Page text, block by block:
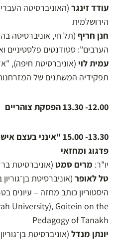
עודד זינגר (האוניברסיטה
הירושלמית
חנן חריף (תל חי, אוניברסיטה
הערבים": סטודנטים פלסטיניים
עמית לוי (אוניברסיטת חיפה),
תפקידיה המשתנים של
12.00- 13.30 הפסקת צוהריים
13.30- 15.00 "אינני
פדגוג ומחזאי
יו"ר: מרים סמט (אוניברסיטת
טל לאופר (אוניברסיטת
היסטוריון כותב מחזה – עיונים
University), Goitein on the
Pedagogy of Tanakh
יונתן מנדל (אוניברסיטת